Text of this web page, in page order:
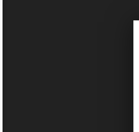
Sketchbook5, 스
Sketchbook5, 스